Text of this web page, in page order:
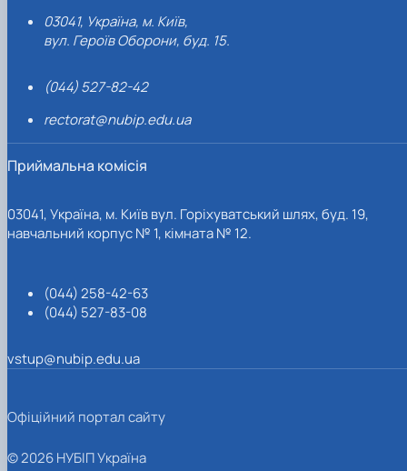
03041, Україна, м. Київ,
вул. Героїв Оборони, буд. 15.
(044) 527-82-42
rectorat@nubip.edu.ua
Приймальна комісія
03041, Україна, м. Київ вул. Горіхуватський шлях, буд. 19,
навчальний корпус № 1, кімната № 12.
(044) 258-42-63
(044) 527-83-08
vstup@nubip.edu.ua
Офіційний портал сайту
© 2026 НУБІП Україна